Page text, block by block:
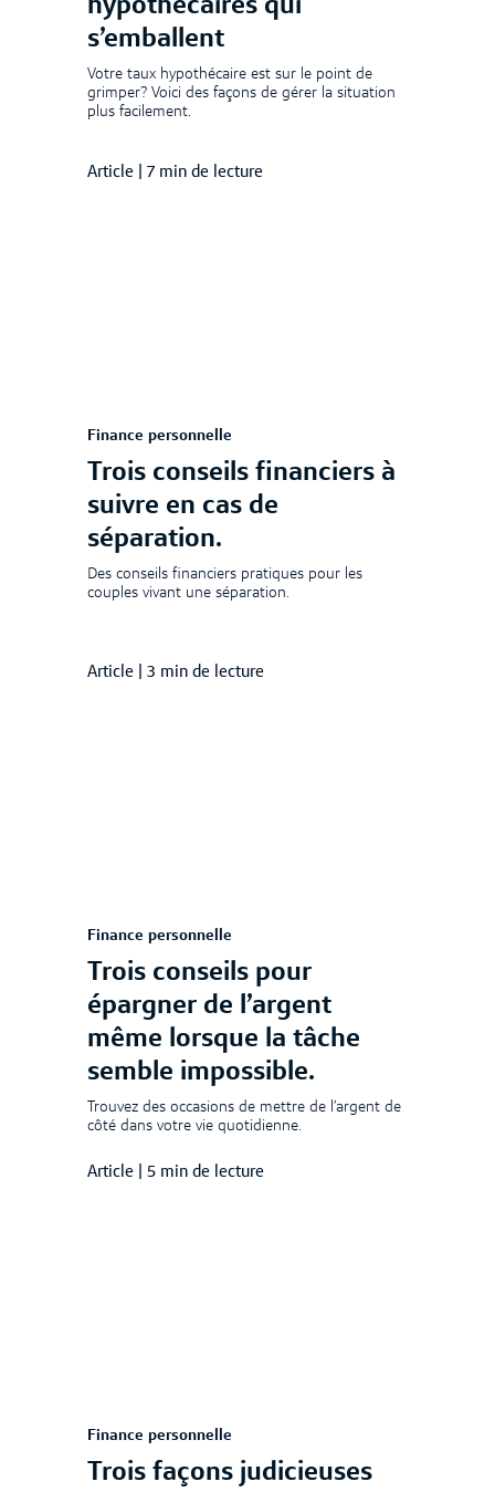
hypothécaires qui
s’emballent
Votre taux hypothécaire est sur le point de
grimper? Voici des façons de gérer la situation
plus facilement.
Article 7 min de lecture
Finance personnelle
Trois conseils financiers à
suivre en cas de
séparation.
Des conseils financiers pratiques pour les
couples vivant une séparation.
Article 3 min de lecture
Finance personnelle
Trois conseils pour
épargner de l’argent
même lorsque la tâche
semble impossible.
Trouvez des occasions de mettre de l’argent de
côté dans votre vie quotidienne.
Article 5 min de lecture
Finance personnelle
Trois façons judicieuses